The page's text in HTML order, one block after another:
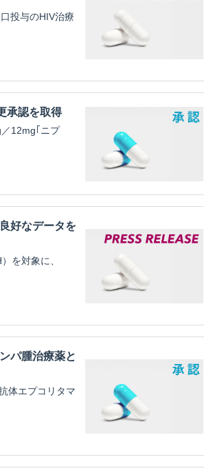
投与のHIV治療
承認を取得
12mg｢ニプ
好なデータを
を対象に、
パ腫治療薬と
体エプコリタマ